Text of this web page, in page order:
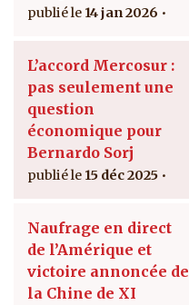
14 jan 2026
L’accord Mercosur :
pas seulement une
question
économique pour
Bernardo Sorj
15 déc 2025
Naufrage en direct
de l’Amérique et
victoire annoncée de
la Chine de XI